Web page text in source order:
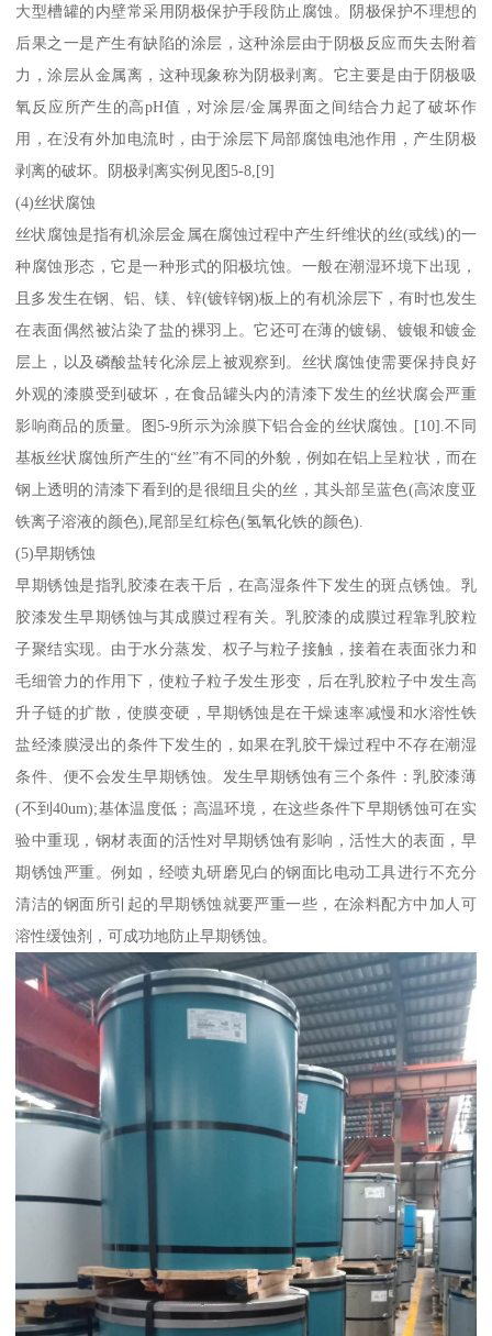
大型槽罐的内壁常采用阴极保护手段防止腐蚀。阴极保护不理想的
后果之一是产生有缺陷的涂层，这种涂层由于阴极反应而失去附着
力，涂层从金属离，这种现象称为阴极剥离。它主要是由于阴极吸
氧反应所产生的高pH值，对涂层/金属界面之间结合力起了破坏作
用，在没有外加电流时，由于涂层下局部腐蚀电池作用，产生阴极
剥离的破坏。阴极剥离实例见图5-8,[9]
(4)丝状腐蚀
丝状腐蚀是指有机涂层金属在腐蚀过程中产生纤维状的丝(或线)的一
种腐蚀形态，它是一种形式的阳极坑蚀。一般在潮湿环境下出现，
且多发生在钢、铝、镁、锌(镀锌钢)板上的有机涂层下，有时也发生
在表面偶然被沾染了盐的裸羽上。它还可在薄的镀锡、镀银和镀金
层上，以及磷酸盐转化涂层上被观察到。丝状腐蚀使需要保持良好
外观的漆膜受到破坏，在食品罐头内的清漆下发生的丝状腐会严重
影响商品的质量。图5-9所示为涂膜下铝合金的丝状腐蚀。[10].不同
基板丝状腐蚀所产生的“丝”有不同的外貌，例如在铝上呈粒状，而在
钢上透明的清漆下看到的是很细且尖的丝，其头部呈蓝色(高浓度亚
铁离子溶液的颜色),尾部呈红棕色(氢氧化铁的颜色).
(5)早期锈蚀
早期锈蚀是指乳胶漆在表干后，在高湿条件下发生的斑点锈蚀。乳
胶漆发生早期锈蚀与其成膜过程有关。乳胶漆的成膜过程靠乳胶粒
子聚结实现。由于水分蒸发、权子与粒子接触，接着在表面张力和
毛细管力的作用下，使粒子粒子发生形变，后在乳胶粒子中发生高
升子链的扩散，使膜变硬，早期锈蚀是在干燥速率减慢和水溶性铁
盐经漆膜浸出的条件下发生的，如果在乳胶干燥过程中不存在潮湿
条件、便不会发生早期锈蚀。发生早期锈蚀有三个条件：乳胶漆薄
(不到40um);基体温度低；高温环境，在这些条件下早期锈蚀可在实
验中重现，钢材表面的活性对早期锈蚀有影响，活性大的表面，早
期锈蚀严重。例如，经喷丸研磨见白的钢面比电动工具进行不充分
清洁的钢面所引起的早期锈蚀就要严重一些，在涂料配方中加人可
溶性缓蚀剂，可成功地防止早期锈蚀。